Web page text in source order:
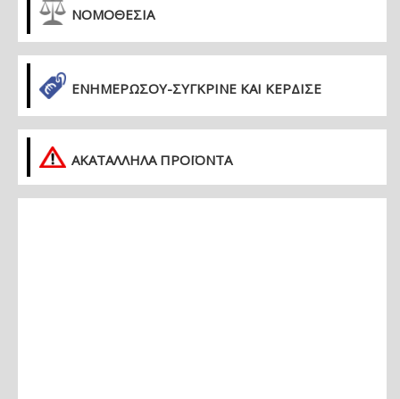
ΝΟΜΟΘΕΣΙΑ
ΕΝΗΜΕΡΏΣΟΥ-ΣΎΓΚΡΙΝΕ ΚΑΙ ΚΈΡΔΙΣΕ
ΑΚΑΤΑΛΛΗΛΑ ΠΡΟΪΟΝΤΑ